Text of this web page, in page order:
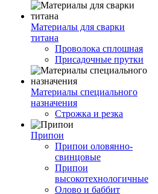
Материалы для сварки
титана
Проволока сплошная
Присадочные прутки
Материалы специального
назначения
Строжка и резка
Припои
Припои оловянно-
свинцовые
Припои
высокотехнологичные
Олово и баббит